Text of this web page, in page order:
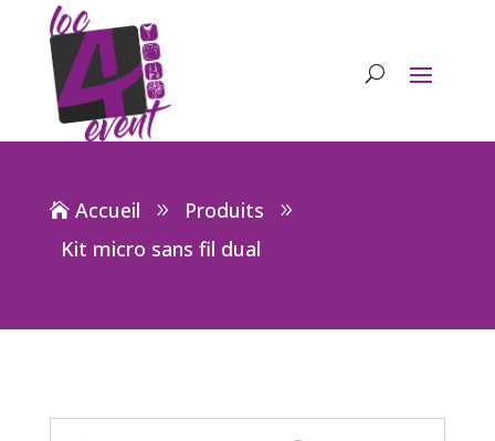
Accueil
Produits
Kit micro sans fil dual